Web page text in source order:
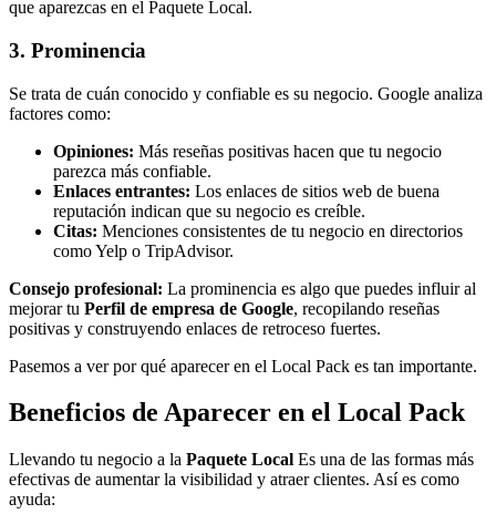
que aparezcas en el Paquete Local.
3. Prominencia
Se trata de cuán conocido y confiable es su negocio. Google analiza
factores como:
Opiniones: Más reseñas positivas hacen que tu negocio
parezca más confiable.
Enlaces entrantes: Los enlaces de sitios web de buena
reputación indican que su negocio es creíble.
Citas: Menciones consistentes de tu negocio en directorios
como Yelp o TripAdvisor.
Consejo profesional: La prominencia es algo que puedes influir al
mejorar tu Perfil de empresa de Google, recopilando reseñas
positivas y construyendo enlaces de retroceso fuertes.
Pasemos a ver por qué aparecer en el Local Pack es tan importante.
Beneficios de Aparecer en el Local Pack
Llevando tu negocio a la Paquete Local Es una de las formas más
efectivas de aumentar la visibilidad y atraer clientes. Así es como
ayuda: